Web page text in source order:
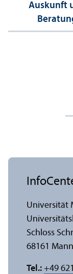
Auskunft
Universität
Schloss
68161
Tel.: +49